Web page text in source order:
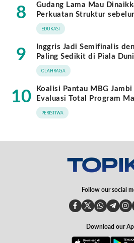
8
Gudang Lama Mau
Perkuatan Struktur
EDUKASI
9
Inggris Jadi Semifinalis
Paling Sedikit di Piala
OLAHRAGA
10
Koalisi Pantau MBG
Evaluasi Total Program
PERISTIWA
Follow our social
Download our